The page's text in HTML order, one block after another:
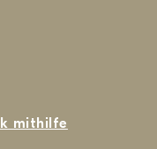
mithilfe